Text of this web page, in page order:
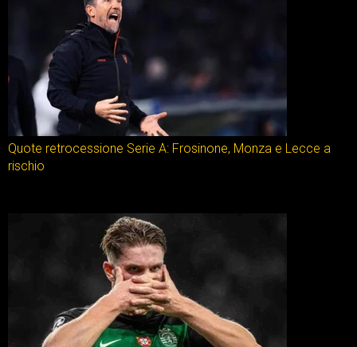
Quote retrocessione Serie A: Frosinone, Monza e Lecce a
rischio